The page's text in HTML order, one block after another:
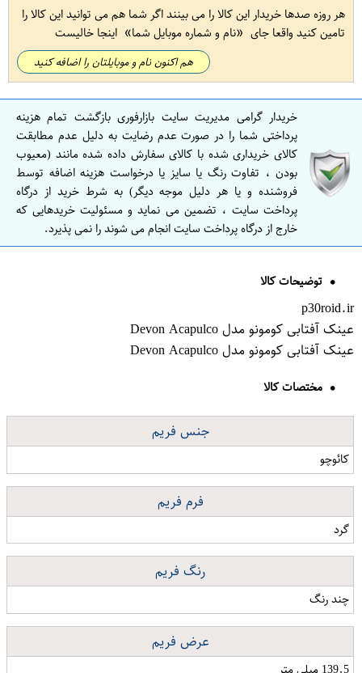
هر روزه صدها خریدار این کالا را می بینند اگر شما هم می توانید این کالا را
تامین کنید واقعا جای
نام و شماره موبایل شما اینجا خالیست
هم اکنون نام و موبایلتان را اضافه کنید
خریدار گرامی مدیریت سایت بازارفوری بازگشت تمام هزینه
پرداختی شما را در صورت عدم رضایت به دلیل عدم مطابقت
کالای خریداری شده با کالای سفارش داده شده مانند (معیوب
بودن ، تفاوت رنگ یا سایز یا درخواست هزینه اضافه توسط
فروشنده و یا هر دلیل موجه دیگر) به شرط خرید از درگاه
پرداخت سایت ، تضمین می نماید و مسئولیت خریدهایی که
خارج از درگاه پرداخت سایت انجام می شوند را نمی پذیرد.
توضیحات کالا
p30roid.ir
عینک آفتابی کومونو مدل Devon Acapulco
عینک آفتابی کومونو مدل Devon Acapulco
مختصات کالا
جنس فریم
کائوچو
فرم فریم
گرد
رنگ فریم
چند رنگ
عرض فریم